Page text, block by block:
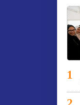
1